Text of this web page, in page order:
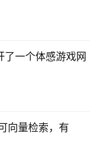
了一个体感游戏网
向量检索，有